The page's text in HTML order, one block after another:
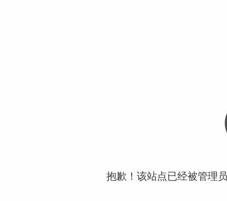
抱歉！该站点已经被管理